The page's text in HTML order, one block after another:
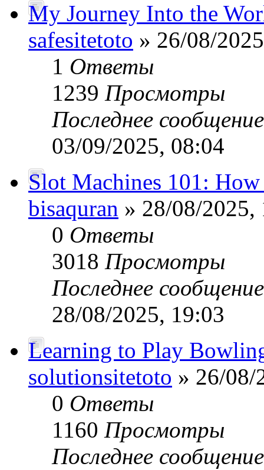
My Journey Into the
safesitetoto » 26/08/
1 Ответы
1239 Просмотры
Последнее
03/09/2025, 08:04
Slot Machines 101:
bisaquran » 28/08/2025,
0 Ответы
3018 Просмотры
Последнее
28/08/2025, 19:03
Learning to Play
solutionsitetoto » 26/08/
0 Ответы
1160 Просмотры
Последнее